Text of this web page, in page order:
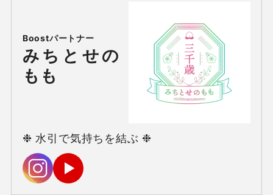
みちとせの
もも
❉ 水引で気持ちを結ぶ ❉